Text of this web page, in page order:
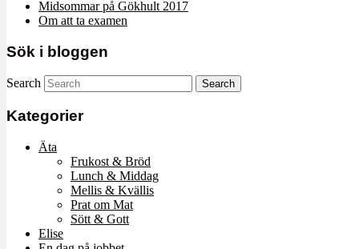
Midsommar på Gökhult 2017
Om att ta examen
Sök i bloggen
Search
Kategorier
Äta
Frukost & Bröd
Lunch & Middag
Mellis & Kvällis
Prat om Mat
Sött & Gott
Elise